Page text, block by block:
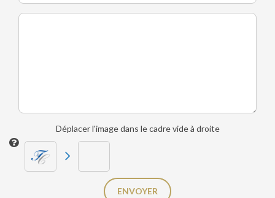
Déplacer l'image dans le cadre vide à droite
ENVOYER